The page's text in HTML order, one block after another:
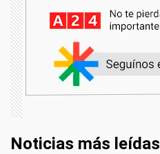
Noticias más leídas